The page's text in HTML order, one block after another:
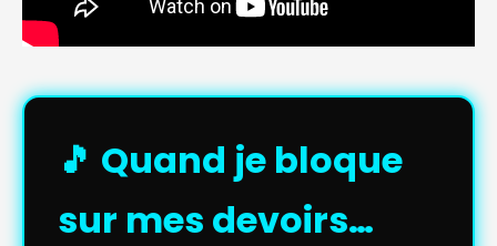
🎵 Quand je bloque
sur mes devoirs…